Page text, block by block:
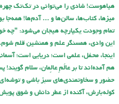
هیاهوست! شادی را می‌توانی در تک‌تک
میزها، کتاب‌ها، سالن‌ها و … آدم‌ها!
تمام وجودت یکپارچه هیجان می‌شود: "چه
این وادی، همسنگر علم و همنشین قلم
اینجا، محفل، علمی است؛ دریایی است؛
هم آمده‌اند تا بر عالَمِ عالِمان، سلام
حضور و سخاوتمندی‌های سبز باشی و
کوله‌بارش، آکنده از عطر دانش و شوق